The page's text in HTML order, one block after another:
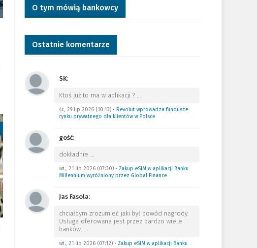
O tym mówią bankowcy
Ostatnie komentarze
SK:
Ktoś już to ma w aplikacji ? …
śr., 29 lip 2026 (10:13)• Revolut wprowadza fundusze
rynku prywatnego dla klientów w Polsce
gość:
dokładnie …
wt., 21 lip 2026 (07:30)• Zakup eSIM w aplikacji Banku
Millennium wyróżniony przez Global Finance
Jas Fasola:
chciałbym zrozumieć jaki był powód nagrody.
Usługa oferowana jest przez bardzo wiele
banków. …
wt., 21 lip 2026 (07:12)• Zakup eSIM w aplikacji Banku